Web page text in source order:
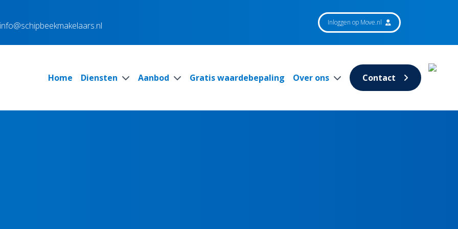
info@schipbeekmakelaars.nl Inloggen op Move.nl
Home Diensten Aanbod Gratis waardebepaling Over ons Contact